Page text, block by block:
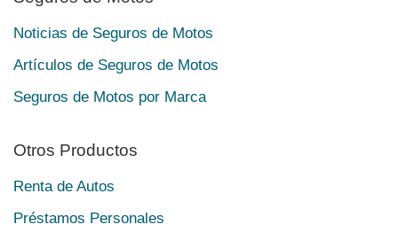
Noticias de Seguros de Motos
Artículos de Seguros de Motos
Seguros de Motos por Marca
Otros Productos
Renta de Autos
Préstamos Personales